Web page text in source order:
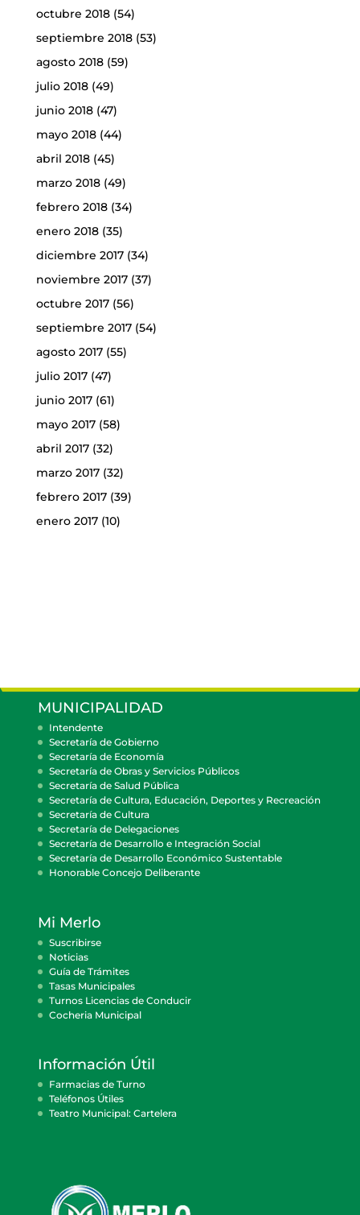
octubre 2018(54)
septiembre 2018(53)
agosto 2018(59)
julio 2018(49)
junio 2018(47)
mayo 2018(44)
abril 2018(45)
marzo 2018(49)
febrero 2018(34)
enero 2018(35)
diciembre 2017(34)
noviembre 2017(37)
octubre 2017(56)
septiembre 2017(54)
agosto 2017(55)
julio 2017(47)
junio 2017(61)
mayo 2017(58)
abril 2017(32)
marzo 2017(32)
febrero 2017(39)
enero 2017(10)
MUNICIPALIDAD
Intendente
Secretaría de Gobierno
Secretaría de Economía
Secretaría de Obras y Servicios Públicos
Secretaría de Salud Pública
Secretaría de Cultura, Educación, Deportes y Recreación
Secretaría de Cultura
Secretaría de Delegaciones
Secretaría de Desarrollo e Integración Social
Secretaría de Desarrollo Económico Sustentable
Honorable Concejo Deliberante
Mi Merlo
Suscribirse
Noticias
Guía de Trámites
Tasas Municipales
Turnos Licencias de Conducir
Cocheria Municipal
Información Útil
Farmacias de Turno
Teléfonos Útiles
Teatro Municipal: Cartelera